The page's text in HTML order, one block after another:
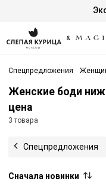
Спецпредложения
Женские боди
цена
3 товара
Спецпредложения
Сначала новинки